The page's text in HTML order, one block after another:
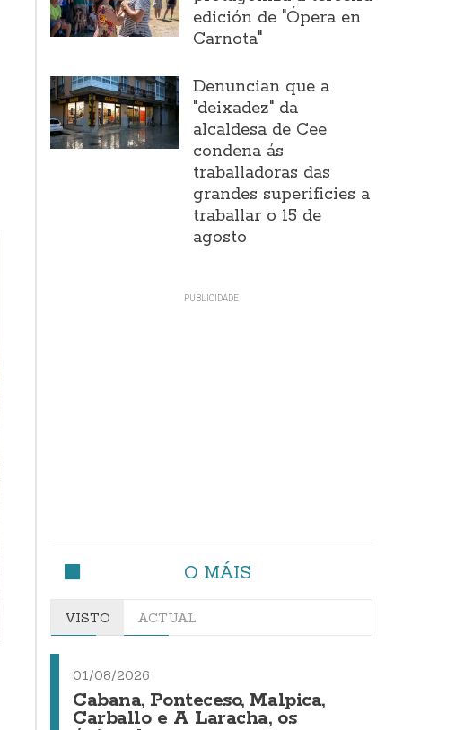
edición de "Ópera en
Carnota"
Denuncian que a
"deixadez" da
alcaldesa de Cee
condena ás
traballadoras das
grandes superificies a
traballar o 15 de
agosto
O MÁIS
VISTO ACTUAL
01/08/2026
Cabana, Ponteceso, Malpica,
Carballo e A Laracha, os